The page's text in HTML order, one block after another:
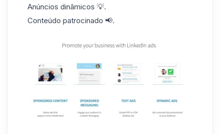
Anúncios dinâmicos 💡.
Conteúdo patrocinado 📢.